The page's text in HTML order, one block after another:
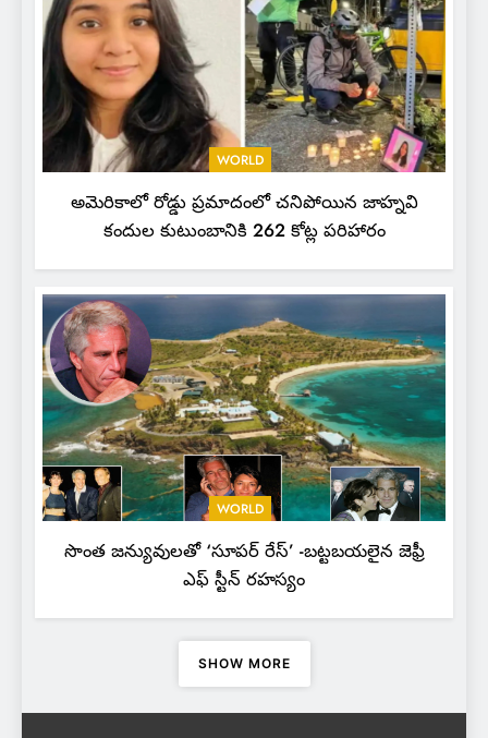
WORLD
అమెరికాలో రోడ్డు ప్రమాదంలో చనిపోయిన జాహ్నవి
కందుల కుటుంబానికి 262 కోట్ల పరిహారం
WORLD
సొంత జన్యువులతో ‘సూపర్ రేస్’ -బట్టబయలైన జెఫ్రీ
ఎఫ్ స్టీన్ రహస్యం
SHOW MORE